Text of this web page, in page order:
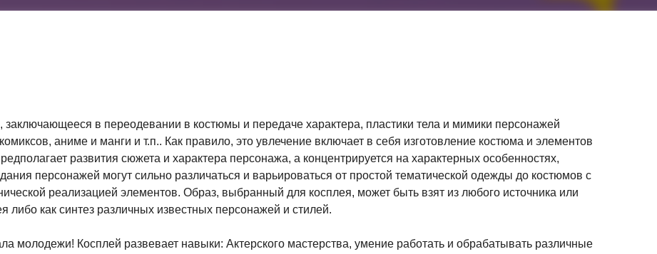
в переодевании в костюмы и передаче характера, пластики тела и мимики персонажей
аниме и манги и т.п.. Как правило, это увлечение включает в себя изготовление костюма и элементов
развития сюжета и характера персонажа, а концентрируется на характерных особенностях,
персонажей могут сильно различаться и варьироваться от простой тематической одежды до костюмов с
реализацией элементов. Образ, выбранный для косплея, может быть взят из любого источника или
либо как синтез различных известных персонажей и стилей.
молодежи! Косплей развевает навыки: Актерского мастерства, умение работать и обрабатывать различные